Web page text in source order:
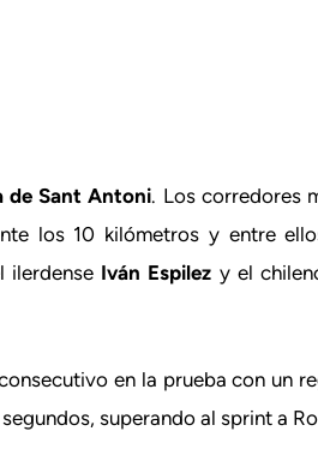
de Sant Antoni. Los corredores
los 10 kilómetros y entre
ilerdense Iván Espilez y el
en la prueba con un
superando al sprint a